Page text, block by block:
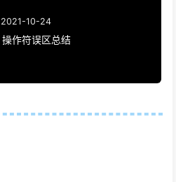
2021-10-24
作符误区总结